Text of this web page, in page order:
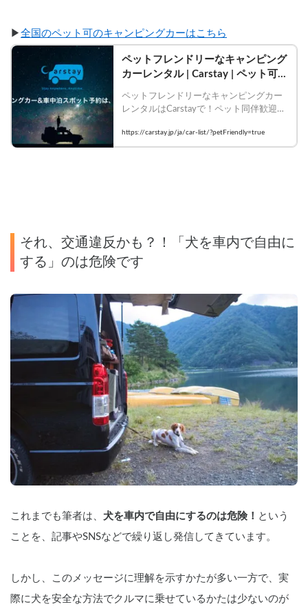
▶︎ 全国のペット可のキャンピングカーはこちら
ペットフレンドリーなキャンピング
カーレンタル | Carstay | ペット可の
ペットフレンドリーなキャンピングカー
レンタルはCarstayで！ペット同伴歓迎の
すぐ予約！ | ペット可のキャンピングカ
ー一覧
https://carstay.jp/ja/car-list/?petFriendly=true
それ、交通違反かも？！「犬を車内で自由に
する」のは危険です
これまでも筆者は、 犬を車内で自由にするのは危険！ という
ことを、記事やSNSなどで繰り返し発信してきています。
しかし、このメッセージに理解を示すかたが多い一方で、実
際に犬を安全な方法でクルマに乗せているかたは少ないのが